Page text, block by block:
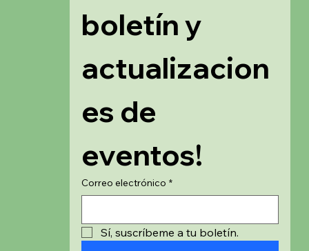
boletín y
actualizacion
es de
eventos!
Correo electrónico *
Sí, suscríbeme a tu boletín.